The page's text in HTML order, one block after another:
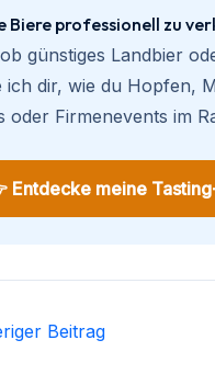
Biere professionell zu
günstiges Landbier
ich dir, wie du Hopfen,
oder Firmenevents im
Entdecke meine
Beitrag